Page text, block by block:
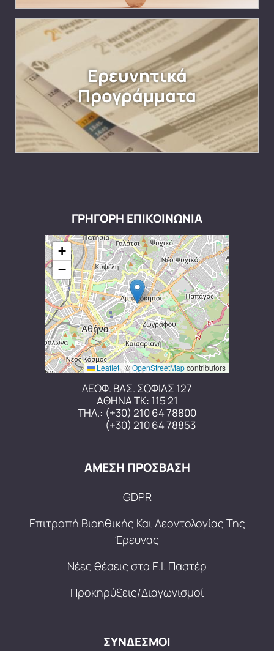
Ερευνητικά
Προγράμματα
ΓΡΗΓΟΡΗ ΕΠΙΚΟΙΝΩΝΙΑ
+
−
Leaflet|©OpenStreetMapcontributors
ΛΕΩΦ. ΒΑΣ. ΣΟΦΙΑΣ 127
ΑΘΗΝΑ ΤΚ: 115 21
ΤΗΛ.: (+30) 210 64 78800
(+30) 210 64 78853
ΑΜΕΣΗ ΠΡΟΣΒΑΣΗ
GDPR
Επιτροπή Βιοηθικής Και Δεοντολογίας Της
Έρευνας
Νέες θέσεις στο Ε.Ι. Παστέρ
Προκηρύξεις/Διαγωνισμοί
ΣΥΝΔΕΣΜΟΙ